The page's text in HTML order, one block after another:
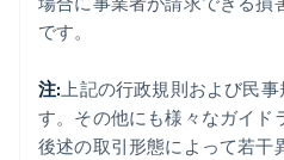
です。
注:上記の行政規則および民
す。その他にも様々なガイド
後述の取引形態によって若干